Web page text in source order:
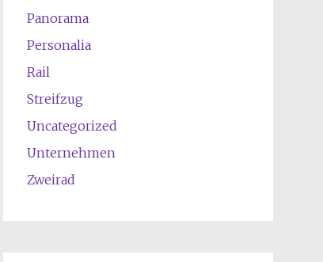
Panorama
Personalia
Rail
Streifzug
Uncategorized
Unternehmen
Zweirad